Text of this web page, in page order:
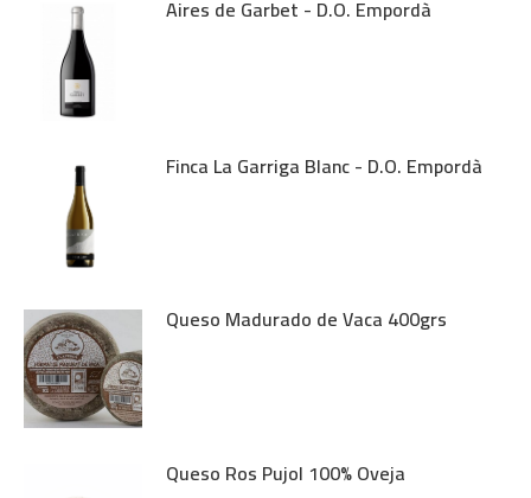
Aires de Garbet - D.O. Empordà
Finca La Garriga Blanc - D.O. Empordà
Queso Madurado de Vaca 400grs
Queso Ros Pujol 100% Oveja